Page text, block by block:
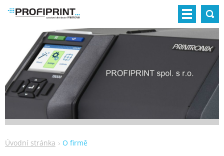
Úvodní stránka O firmě